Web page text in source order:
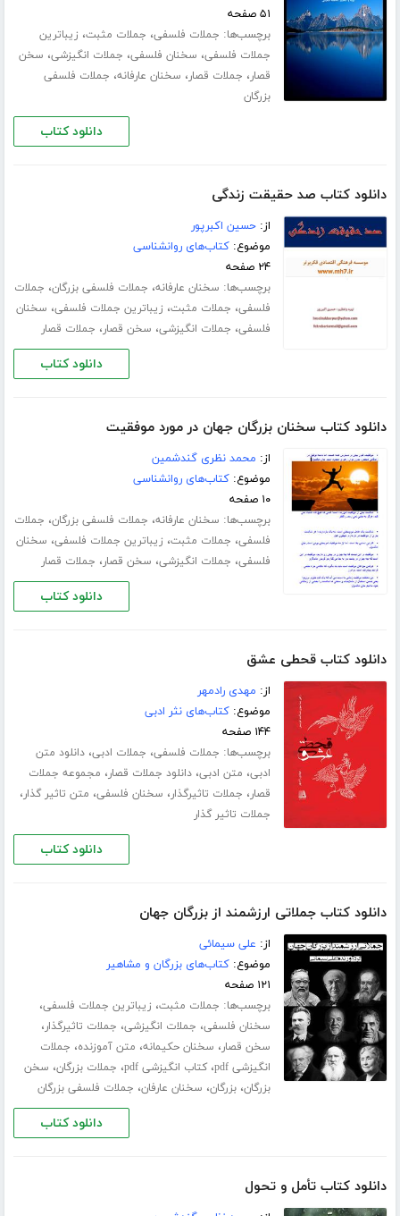
۵۱ صفحه
برچسب‌ها: جملات فلسفی، جملات مثبت، زیباترین
جملات فلسفی، سخنان فلسفی، جملات انگیزشی، سخن
قصار، جملات قصار، سخنان عارفانه، جملات فلسفی
بزرگان
دانلود کتاب
دانلود کتاب صد حقیقت زندگی
از:حسین اکبرپور
موضوع:کتاب‌های روانشناسی
۲۴ صفحه
برچسب‌ها: سخنان عارفانه، جملات فلسفی بزرگان، جملات
فلسفی، جملات مثبت، زیباترین جملات فلسفی، سخنان
فلسفی، جملات انگیزشی، سخن قصار، جملات قصار
دانلود کتاب
دانلود کتاب سخنان بزرگان جھان در مورد موفقیت
از: محمد نظری گندشمین
موضوع:کتاب‌های روانشناسی
۱۰ صفحه
برچسب‌ها: سخنان عارفانه، جملات فلسفی بزرگان، جملات
فلسفی، جملات مثبت، زیباترین جملات فلسفی، سخنان
فلسفی، جملات انگیزشی، سخن قصار، جملات قصار
دانلود کتاب
دانلود کتاب قحطی عشق
از: مهدی رادمهر
موضوع:کتاب‌های نثر ادبی
۱۴۴ صفحه
برچسب‌ها: جملات فلسفی، جملات ادبی،دانلود متن
ادبی، متن ادبی،دانلود جملات قصار، مجموعه جملات
قصار، جملات تاثیرگذار، سخنان فلسفی، متن تاثیر گذار،
جملات تاثیر گذار
دانلود کتاب
دانلود کتاب جملاتی ارزشمند از بزرگان جهان
از: علی سیمائی
موضوع:کتاب‌های بزرگان و مشاهیر
۱۲۱ صفحه
برچسب‌ها: جملات مثبت، زیباترین جملات فلسفی،
سخنان فلسفی، جملات انگیزشی، جملات تاثیرگذار،
سخن قصار، سخنان حکیمانه، متن آموزنده، جملات
انگیزشی pdf
،کتاب انگیزشی pdf ، جملات بزرگان، سخن
بزرگان،بزرگان، سخنان عارفان، جملات فلسفی بزرگان
دانلود کتاب
دانلود کتاب تأمل و تحول